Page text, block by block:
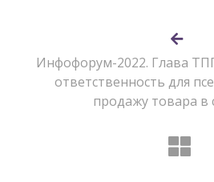
Инфофорум-2022. Глава
ответственность для
продажу товара в